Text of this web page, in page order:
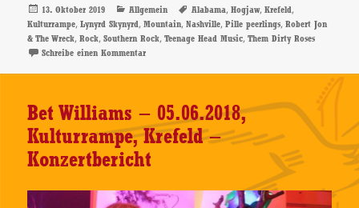
Veröffentlicht
am
13. Oktober 2019 Kategorien
Allgemein Schlagwörter
Alabama,Hogjaw,Krefeld,
Kulturrampe,Lynyrd Skynyrd,Mountain,Nashville,Pille peerlings,Robert Jon
& The Wreck,Rock,Southern Rock,Teenage Head Music,Them Dirty Roses
Schreibe einen Kommentarzu Them Dirty Roses – 12.10.2019, Kulturrampe,
Bet Williams – 05.06.2018,
Kulturrampe, Krefeld –
Konzertbericht